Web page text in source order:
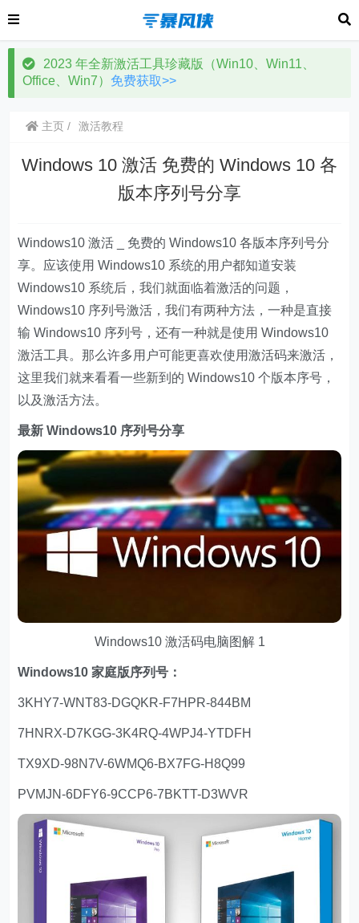
2023 年全新激活工具珍藏版（Win10、Win11、
Office、Win7） 免费获取>>
主页 激活教程
Windows 10 激活 免费的 Windows 10 各
版本序列号分享
Windows10 激活 _ 免费的 Windows10 各版本序列号分
享。应该使用 Windows10 系统的用户都知道安装
Windows10 系统后，我们就面临着激活的问题，
Windows10 序列号激活，我们有两种方法，一种是直接
输 Windows10 序列号，还有一种就是使用 Windows10
激活工具。那么许多用户可能更喜欢使用激活码来激活，
这里我们就来看看一些新到的 Windows10 个版本序号，
以及激活方法。
最新 Windows10 序列号分享
Windows10 激活码电脑图解 1
Windows10 家庭版序列号：
3KHY7-WNT83-DGQKR-F7HPR-844BM
7HNRX-D7KGG-3K4RQ-4WPJ4-YTDFH
TX9XD-98N7V-6WMQ6-BX7FG-H8Q99
PVMJN-6DFY6-9CCP6-7BKTT-D3WVR